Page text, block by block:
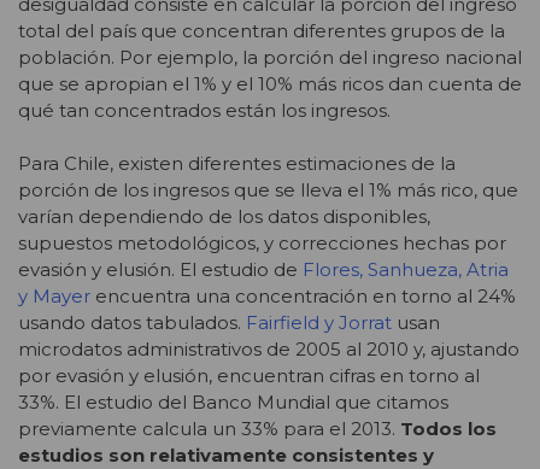
total del país que concentran diferentes grupos de la
población. Por ejemplo, la porción del ingreso nacional
que se apropian el 1% y el 10% más ricos dan cuenta de
qué tan concentrados están los ingresos.
Para Chile, existen diferentes estimaciones de la
porción de los ingresos que se lleva el 1% más rico, que
varían dependiendo de los datos disponibles,
supuestos metodológicos, y correcciones hechas por
evasión y elusión. El estudio de Flores, Sanhueza, Atria
y Mayer encuentra una concentración en torno al 24%
usando datos tabulados. Fairfield y Jorrat usan
microdatos administrativos de 2005 al 2010 y, ajustando
por evasión y elusión, encuentran cifras en torno al
33%. El estudio del Banco Mundial que citamos
previamente calcula un 33% para el 2013. Todos los
estudios son relativamente consistentes y